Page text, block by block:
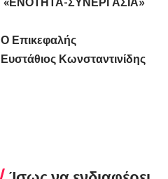
Ο Επικεφαλής
Ευστάθιος Κωνσταντινίδης